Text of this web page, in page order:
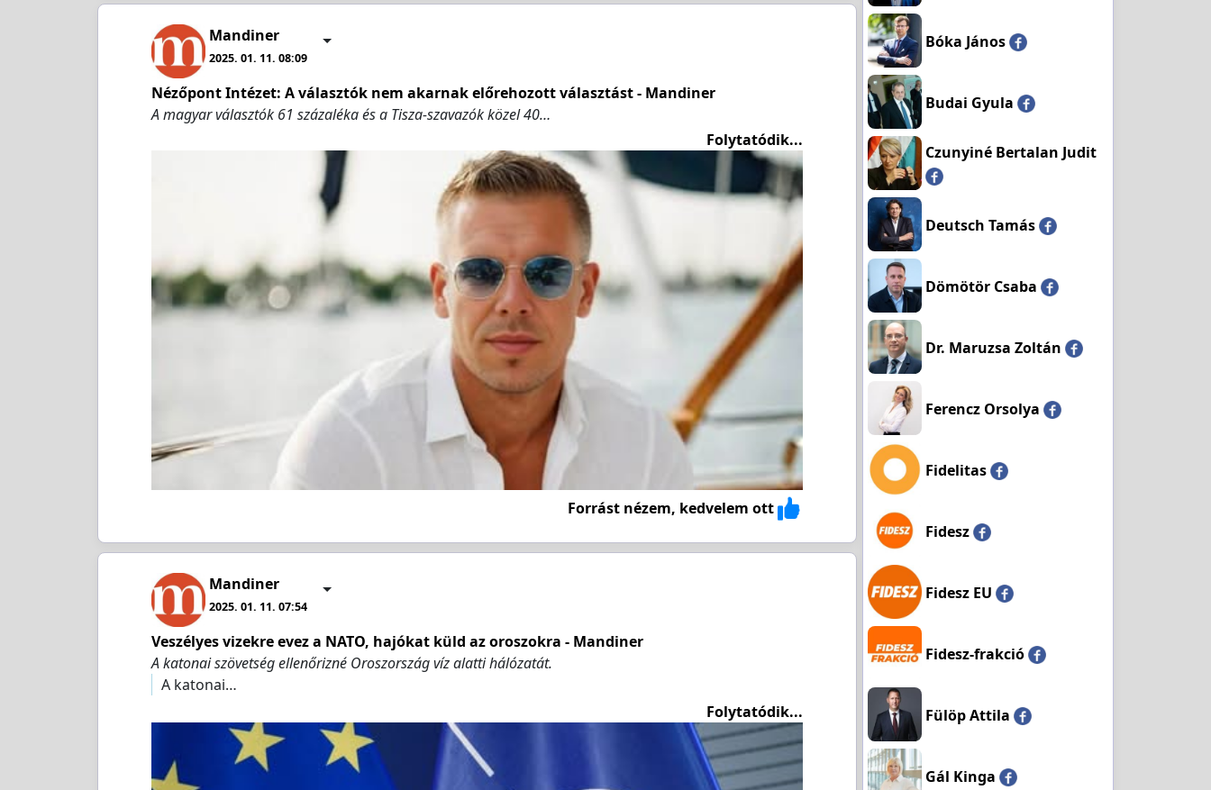
Mandiner
2025. 01. 11. 08:09
Nézőpont Intézet: A választók nem akarnak előrehozott választást - Mandiner
A magyar választók 61 százaléka és a Tisza-szavazók közel 40…
Folytatódik...
Forrást nézem, kedvelem ott
Mandiner
2025. 01. 11. 07:54
Veszélyes vizekre evez a NATO, hajókat küld az oroszokra - Mandiner
A katonai szövetség ellenőrizné Oroszország víz alatti hálózatát.
A katonai…
Folytatódik...
Bóka János
Budai Gyula
Czunyiné Bertalan Judit
Deutsch Tamás
Dömötör Csaba
Dr. Maruzsa Zoltán
Ferencz Orsolya
Fidelitas
Fidesz
Fidesz EU
Fidesz-frakció
Fülöp Attila
Gál Kinga